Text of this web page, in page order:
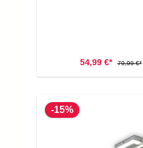
54,99 €* 79,99 €*
-15%